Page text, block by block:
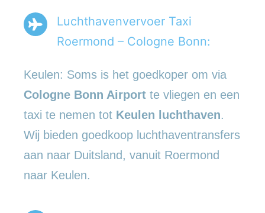
Luchthavenvervoer Taxi
Roermond – Cologne Bonn:
Keulen: Soms is het goedkoper om via
Cologne Bonn Airport te vliegen en een
taxi te nemen tot Keulen luchthaven.
Wij bieden goedkoop luchthaventransfers
aan naar Duitsland, vanuit Roermond
naar Keulen.